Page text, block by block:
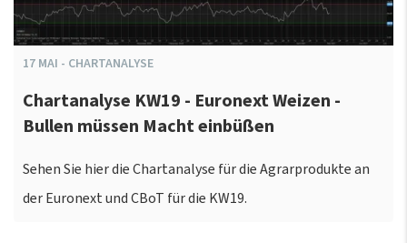
17 MAI - CHARTANALYSE
Chartanalyse KW19 - Euronext Weizen -
Bullen müssen Macht einbüßen
Sehen Sie hier die Chartanalyse für die Agrarprodukte an
der Euronext und CBoT für die KW19.